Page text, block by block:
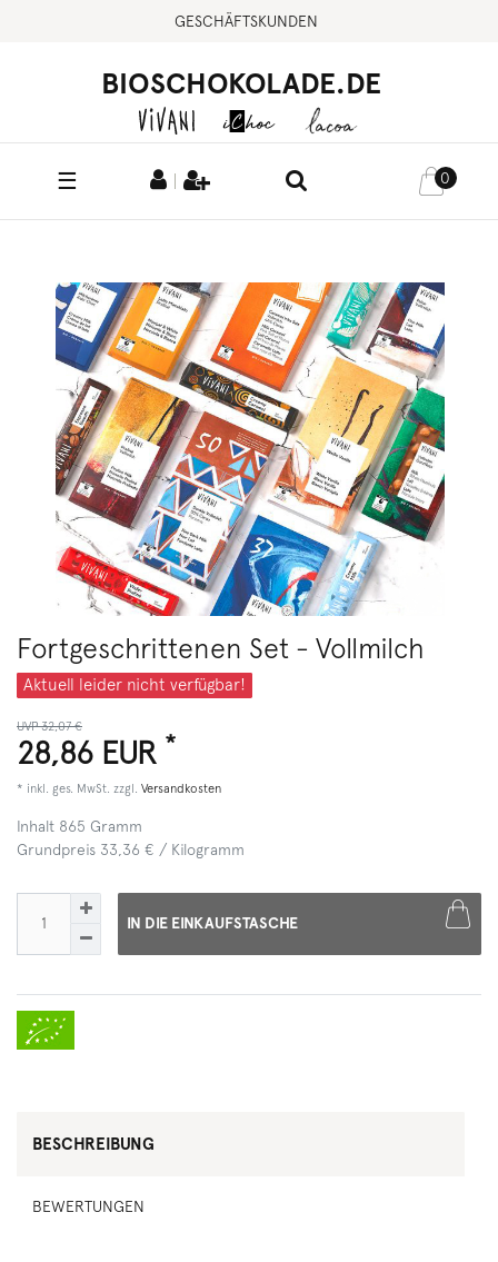
GESCHÄFTSKUNDEN
BIOSCHOKOLADE.DE
☰ 0
Fortgeschrittenen Set - Vollmilch
Aktuell leider nicht verfügbar!
UVP 32,07 €
28,86 EUR *
* inkl. ges. MwSt. zzgl. Versandkosten
Inhalt 865 Gramm
Grundpreis 33,36 € / Kilogramm
IN DIE EINKAUFSTASCHE
BESCHREIBUNG
BEWERTUNGEN